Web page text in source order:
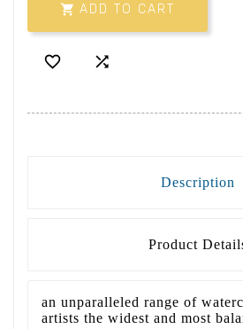
 ADD TO CART
 
Description
Product
an unparalleled range of
artists the widest and most